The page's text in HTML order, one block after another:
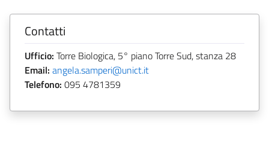
Contatti
Ufficio: Torre Biologica, 5° piano Torre Sud, stanza 28
Email: angela.samperi@unict.it
Telefono: 095 4781359